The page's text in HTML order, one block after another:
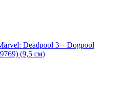
Deadpool 3 – Dogpool
(9,5 см)